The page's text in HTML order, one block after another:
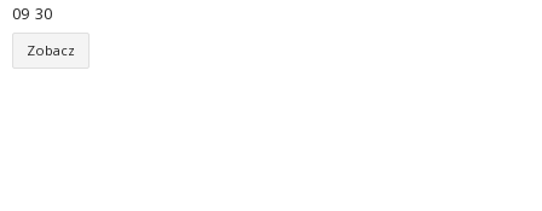
09 30
Zobacz